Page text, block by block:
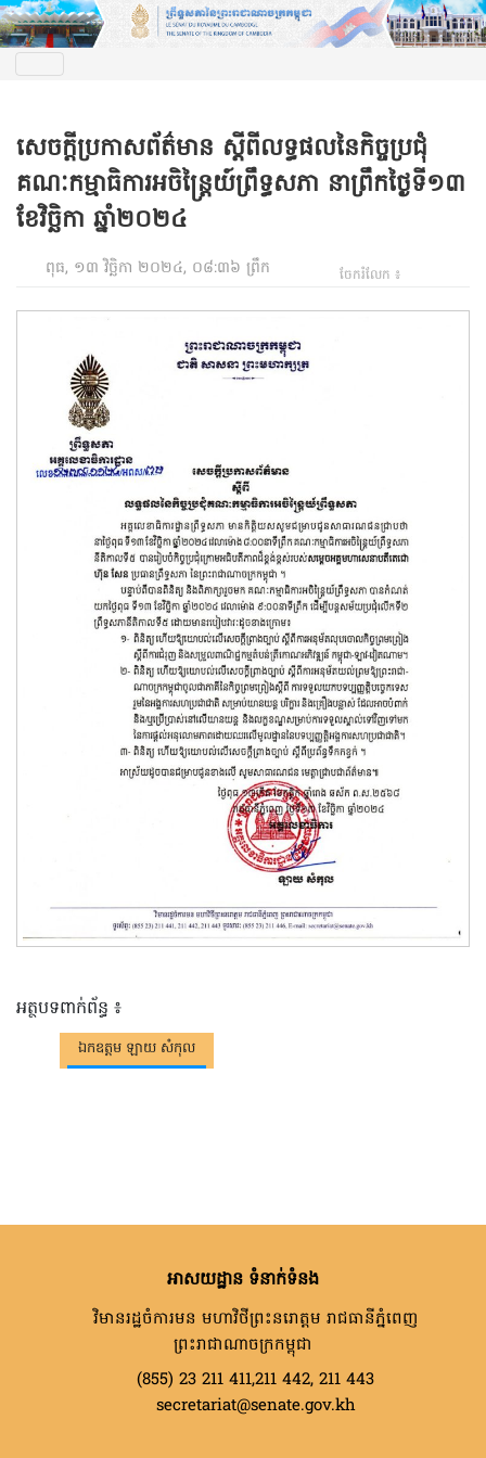
សេចក្តីប្រកាសព័ត៌មាន ស្តីពីលទ្ធផលនៃកិច្ចប្រជុំ
គណៈកម្មាធិការអចិន្រ្តៃយ៍ព្រឹទ្ធសភា នាព្រឹកថ្ងៃទី១៣
ខែវិច្ឆិកា ឆ្នាំ២០២៤
ពុធ, ១៣ វិច្ឆិកា ២០២៤, ០៨:៣៦ ព្រឹក ចែករំលែក ៖
អត្ថបទពាក់ព័ន្ធ ៖
ឯកឧត្តម ឡាយ សំកុល
អាសយដ្ឋាន ទំនាក់ទំនង
វិមានរដ្ឋចំការមន មហាវិថីព្រះនរោត្តម រាជធានីភ្នំពេញ
ព្រះរាជាណាចក្រកម្ពុជា
(855) 23 211 411,211 442, 211 443
secretariat@senate.gov.kh